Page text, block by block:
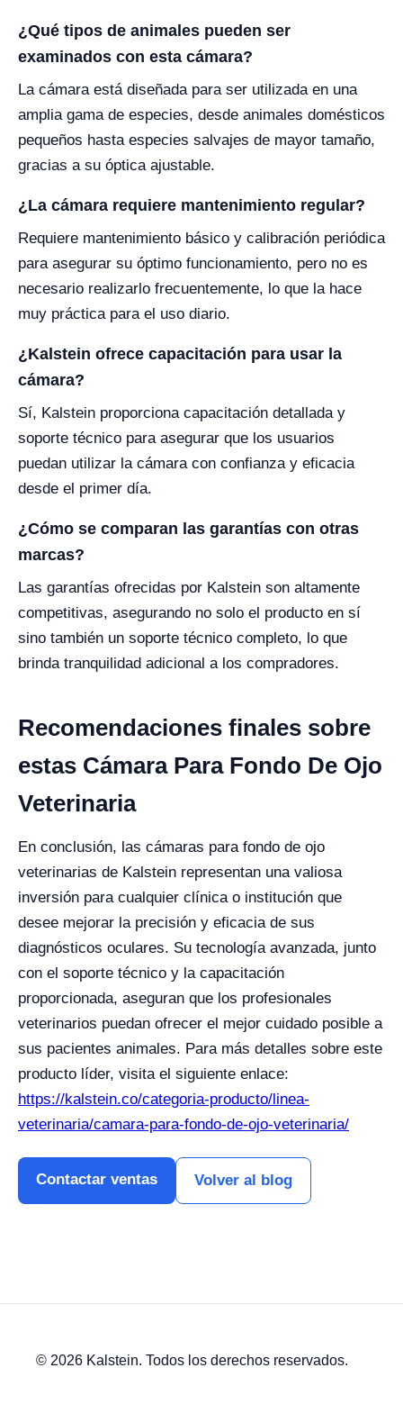
¿Qué tipos de animales pueden ser
examinados con esta cámara?
La cámara está diseñada para ser utilizada en una
amplia gama de especies, desde animales domésticos
pequeños hasta especies salvajes de mayor tamaño,
gracias a su óptica ajustable.
¿La cámara requiere mantenimiento regular?
Requiere mantenimiento básico y calibración periódica
para asegurar su óptimo funcionamiento, pero no es
necesario realizarlo frecuentemente, lo que la hace
muy práctica para el uso diario.
¿Kalstein ofrece capacitación para usar la
cámara?
Sí, Kalstein proporciona capacitación detallada y
soporte técnico para asegurar que los usuarios
puedan utilizar la cámara con confianza y eficacia
desde el primer día.
¿Cómo se comparan las garantías con otras
marcas?
Las garantías ofrecidas por Kalstein son altamente
competitivas, asegurando no solo el producto en sí
sino también un soporte técnico completo, lo que
brinda tranquilidad adicional a los compradores.
Recomendaciones finales sobre
estas Cámara Para Fondo De Ojo
Veterinaria
En conclusión, las cámaras para fondo de ojo
veterinarias de Kalstein representan una valiosa
inversión para cualquier clínica o institución que
desee mejorar la precisión y eficacia de sus
diagnósticos oculares. Su tecnología avanzada, junto
con el soporte técnico y la capacitación
proporcionada, aseguran que los profesionales
veterinarios puedan ofrecer el mejor cuidado posible a
sus pacientes animales. Para más detalles sobre este
producto líder, visita el siguiente enlace:
https://kalstein.co/categoria-producto/linea-
veterinaria/camara-para-fondo-de-ojo-veterinaria/
Contactar ventas Volver al blog
© 2026 Kalstein. Todos los derechos reservados.